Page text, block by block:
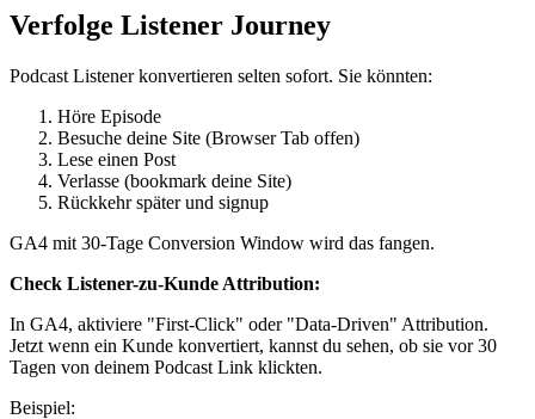
Verfolge Listener Journey
Podcast Listener konvertieren selten sofort. Sie könnten:
Höre Episode
Besuche deine Site (Browser Tab offen)
Lese einen Post
Verlasse (bookmark deine Site)
Rückkehr später und signup
GA4 mit 30-Tage Conversion Window wird das fangen.
Check Listener-zu-Kunde Attribution:
In GA4, aktiviere "First-Click" oder "Data-Driven" Attribution.
Jetzt wenn ein Kunde konvertiert, kannst du sehen, ob sie vor 30
Tagen von deinem Podcast Link klickten.
Beispiel: